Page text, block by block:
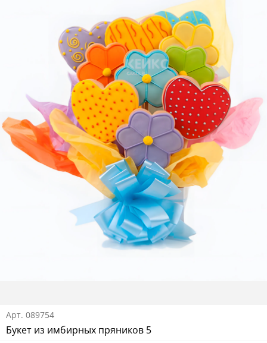
Арт. 089754
Букет из имбирных пряников 5